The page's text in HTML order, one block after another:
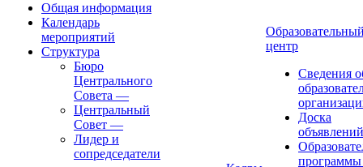
Общая информация
Календарь
мероприятий
Структура
Бюро
Центрального
Совета —
Центральный
Совет —
Лидер и
сопредседатели
центр
Сведения
Доска
объявлений